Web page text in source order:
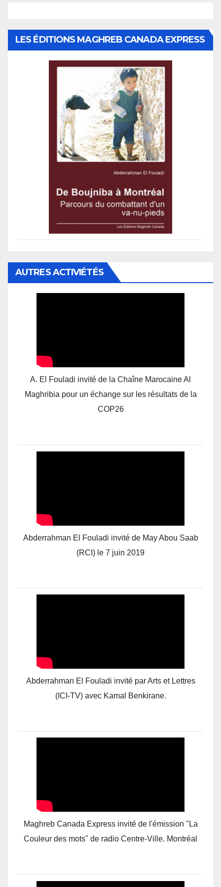
LES ÉDITIONS MAGHREB CANADA EXPRESS
AUTRES ACTIVIÉTÉS
A. El Fouladi invité de la Chaîne Marocaine Al
Maghribia pour un échange sur les résultats de la
COP26
Abderrahman El Fouladi invité de May Abou Saab
(RCI) le 7 juin 2019
Abderrahman El Fouladi invité par Arts et Lettres
(ICI-TV) avec Kamal Benkirane.
Maghreb Canada Express invité de l'émission "La
Couleur des mots" de radio Centre-Ville. Montréal